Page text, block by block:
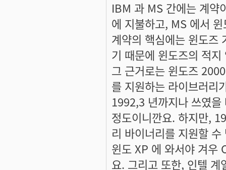
IBM 과 MS 간에는 계약
에 지불하고, MS 에서
계약의 핵심에는 윈도즈
기 때문에 윈도즈의 적
그 근거로는 윈도즈
를 지원하는 라이브러리
1992,3 년까지나 쓰였
정도이니깐요. 하지만,
리 바이너리를 지원할
윈도 XP 에 와서야 겨우
요. 그리고 또한, 인텔